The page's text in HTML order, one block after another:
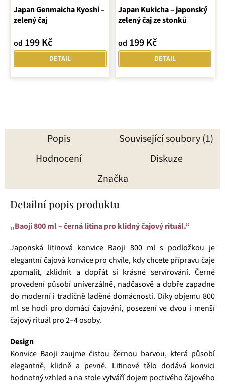
Japan Genmaicha Kyoshi –
zelený čaj
od 199 Kč
DETAIL
Japan Kukicha – japonský
zelený čaj ze stonků
od 199 Kč
DETAIL
Popis
Související soubory (1)
Hodnocení
Diskuze
Značka
Detailní popis produktu
„Baoji 800 ml – černá litina pro klidný čajový rituál.“
Japonská litinová konvice Baoji 800 ml s podložkou je
elegantní čajová konvice pro chvíle, kdy chcete přípravu čaje
zpomalit, zklidnit a dopřát si krásné servírování. Černé
provedení působí univerzálně, nadčasově a dobře zapadne
do moderní i tradičně laděné domácnosti. Díky objemu 800
ml se hodí pro domácí čajování, posezení ve dvou i menší
čajový rituál pro 2–4 osoby.
Design
Konvice Baoji zaujme čistou černou barvou, která působí
elegantně, klidně a pevně. Litinové tělo dodává konvici
hodnotný vzhled a na stole vytváří dojem poctivého čajového